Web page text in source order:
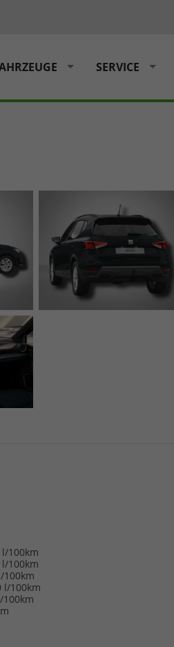
SERVICE
l/100km
l/100km
100km
l/100km
100km